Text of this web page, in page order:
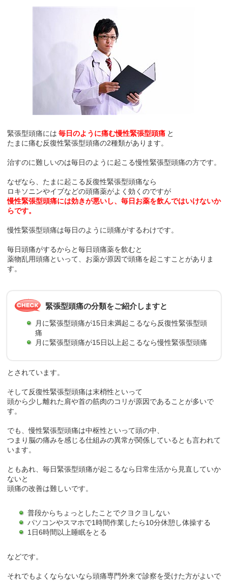
緊張型頭痛には 毎日のように痛む慢性緊張型頭痛 と
たまに痛む反復性緊張型頭痛の2種類があります。
治すのに難しいのは毎日のように起こる慢性緊張型頭痛の方です。
なぜなら、たまに起こる反復性緊張型頭痛なら
ロキソニンやイブなどの頭痛薬がよく効くのですが
慢性緊張型頭痛には効きが悪いし、毎日お薬を飲んではいけないか
らです。
慢性緊張型頭痛は毎日のように頭痛がするわけです。
毎日頭痛がするからと毎日頭痛薬を飲むと
薬物乱用頭痛といって、お薬が原因で頭痛を起こすことがありま
す。
緊張型頭痛の分類をご紹介しますと
月に緊張型頭痛が15日未満起こるなら反復性緊張型頭
痛
月に緊張型頭痛が15日以上起こるなら慢性緊張型頭痛
とされています。
そして反復性緊張型頭痛は末梢性といって
頭から少し離れた肩や首の筋肉のコリが原因であることが多いで
す。
でも、慢性緊張型頭痛は中枢性といって頭の中、
つまり脳の痛みを感じる仕組みの異常が関係しているとも言われて
います。
ともあれ、毎日緊張型頭痛が起こるなら日常生活から見直していか
ないと
頭痛の改善は難しいです。
普段からちょっとしたことでクヨクヨしない
パソコンやスマホで1時間作業したら10分休憩し体操する
1日6時間以上睡眠をとる
などです。
それでもよくならないなら頭痛専門外来で診察を受けた方がよいで